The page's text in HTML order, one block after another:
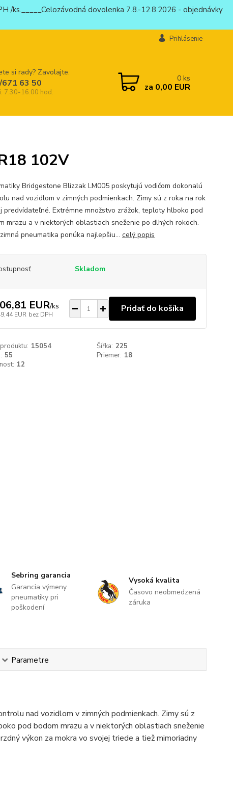
/ks._____Celozávodná dovolenka 7.8.-12.8.2026 - objednávky
Prihlásenie
si rady? Zavolajte.
63 50
7:30-16:00 hod.
0 ks
za 0,00 EUR
102V
Bridgestone Blizzak LM005 poskytujú vodičom dokonalú
nad vozidlom v zimných podmienkach. Zimy sú z roka na rok
predvídateľné. Extrémne množstvo zrážok, teploty hlboko pod
mrazu a v niektorých oblastiach sneženie po dlhých rokoch.
pneumatika ponúka najlepšiu... celý popis
Skladom
EUR/ks
EUR bez DPH
Pridať do košíka
15054 Šířka: 225
55 Priemer: 18
12
Sebring garancia
Garancia výmeny
pneumatiky pri
poškodení
Vysoká kvalita
Časovo neobmedzená
záruka
Parametre
nad vozidlom v zimných podmienkach. Zimy sú z
pod bodom mrazu a v niektorých oblastiach sneženie
výkon za mokra vo svojej triede a tiež mimoriadny